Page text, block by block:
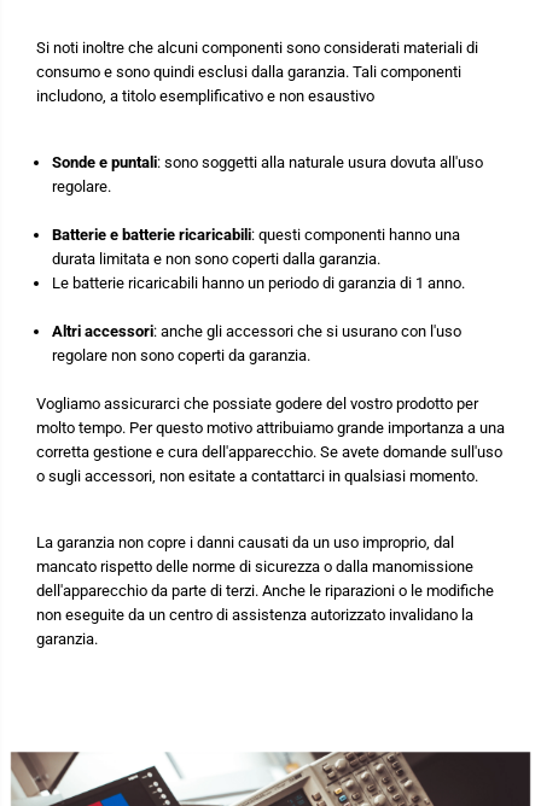
Si noti inoltre che alcuni componenti sono considerati materiali di
consumo e sono quindi esclusi dalla garanzia. Tali componenti
includono, a titolo esemplificativo e non esaustivo
Sonde e puntali: sono soggetti alla naturale usura dovuta all'uso
regolare.
Batterie e batterie ricaricabili: questi componenti hanno una
durata limitata e non sono coperti dalla garanzia.
Le batterie ricaricabili hanno un periodo di garanzia di 1 anno.
Altri accessori: anche gli accessori che si usurano con l'uso
regolare non sono coperti da garanzia.
Vogliamo assicurarci che possiate godere del vostro prodotto per
molto tempo. Per questo motivo attribuiamo grande importanza a una
corretta gestione e cura dell'apparecchio. Se avete domande sull'uso
o sugli accessori, non esitate a contattarci in qualsiasi momento.
La garanzia non copre i danni causati da un uso improprio, dal
mancato rispetto delle norme di sicurezza o dalla manomissione
dell'apparecchio da parte di terzi. Anche le riparazioni o le modifiche
non eseguite da un centro di assistenza autorizzato invalidano la
garanzia.